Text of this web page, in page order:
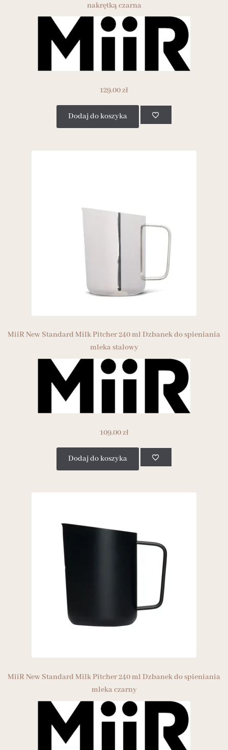
nakrętką czarna
129.00zł
Dodaj do koszyka
MiiR New Standard Milk Pitcher 240 ml Dzbanek do spieniania
mleka stalowy
109.00zł
Dodaj do koszyka
MiiR New Standard Milk Pitcher 240 ml Dzbanek do spieniania
mleka czarny